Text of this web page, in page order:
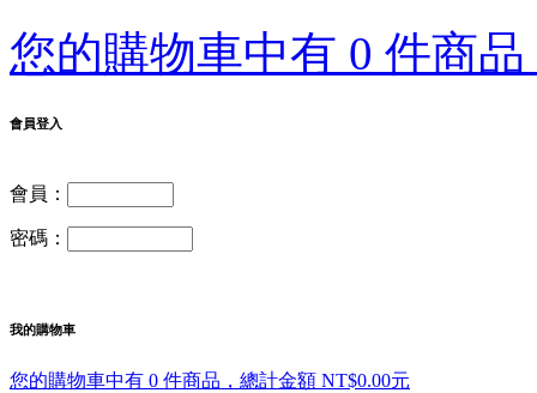
您的購物車中有 0 件商
會員登入
會員：
密碼：
我的購物車
您的購物車中有 0 件商品，總計金額 NT$0.00元